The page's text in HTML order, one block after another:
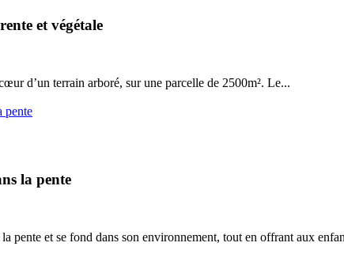
et végétale
d’un terrain arboré, sur une parcelle de 2500m². Le...
la pente
pente et se fond dans son environnement, tout en offrant aux